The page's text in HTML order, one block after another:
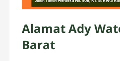
Alamat Ady
Barat